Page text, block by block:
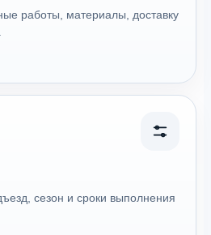
работы, материалы, доставку
сезон и сроки выполнения